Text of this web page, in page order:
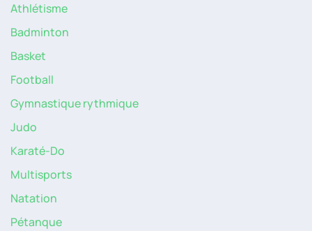
Athlétisme
Badminton
Basket
Football
Gymnastique rythmique
Judo
Karaté-Do
Multisports
Natation
Pétanque